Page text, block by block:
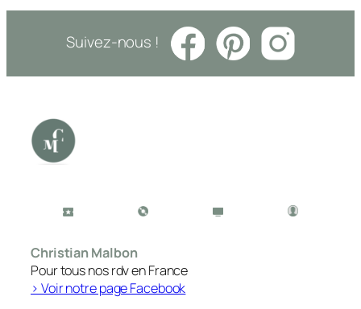
Suivez-nous !
Christian Malbon
Pour tous nos rdv en France
> Voir notre page Facebook